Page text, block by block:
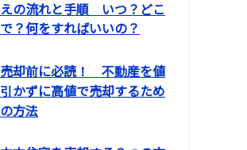
えの流れと手順 いつ？どこ
で？何をすればいいの？
売却前に必読！ 不動産を値
引かずに高値で売却するため
の方法